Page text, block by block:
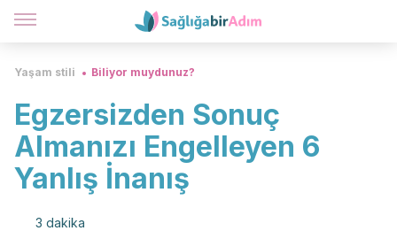
Yaşam stili Biliyor muydunuz?
Egzersizden Sonuç
Almanızı Engelleyen 6
Yanlış İnanış
3 dakika